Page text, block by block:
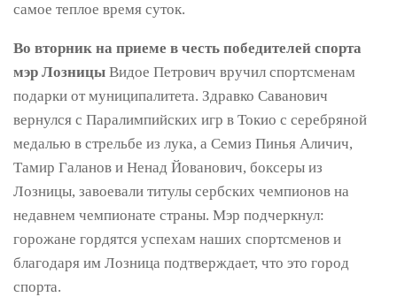
самое теплое время суток.
Во вторник на приеме в честь победителей спорта
мэр Лозницы Видое Петрович вручил спортсменам
подарки от муниципалитета. Здравко Саванович
вернулся с Паралимпийских игр в Токио с серебряной
медалью в стрельбе из лука, а Семиз Пинья Аличич,
Тамир Галанов и Ненад Йованович, боксеры из
Лозницы, завоевали титулы сербских чемпионов на
недавнем чемпионате страны. Мэр подчеркнул:
горожане гордятся успехам наших спортсменов и
благодаря им Лозница подтверждает, что это город
спорта.